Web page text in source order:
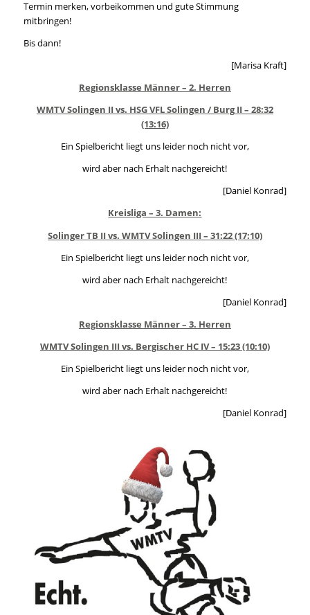
Termin merken, vorbeikommen und gute Stimmung
mitbringen!
Bis dann!
[Marisa Kraft]
Regionsklasse Männer – 2. Herren
WMTV Solingen II vs. HSG VFL Solingen / Burg II – 28:32
(13:16)
Ein Spielbericht liegt uns leider noch nicht vor,
wird aber nach Erhalt nachgereicht!
[Daniel Konrad]
Kreisliga – 3. Damen:
Solinger TB II vs. WMTV Solingen III – 31:22 (17:10)
Ein Spielbericht liegt uns leider noch nicht vor,
wird aber nach Erhalt nachgereicht!
[Daniel Konrad]
Regionsklasse Männer – 3. Herren
WMTV Solingen III vs. Bergischer HC IV – 15:23 (10:10)
Ein Spielbericht liegt uns leider noch nicht vor,
wird aber nach Erhalt nachgereicht!
[Daniel Konrad]